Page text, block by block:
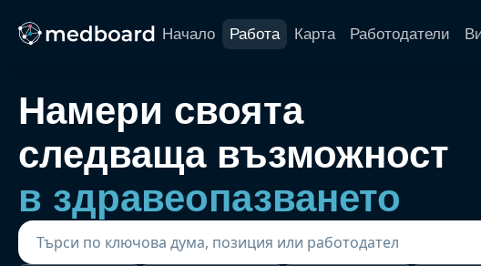
Начало Работа Карта Работодатели
Намери своята
следваща възможност
в здравеопазването